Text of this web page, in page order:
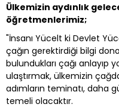
Ülkemizin aydınlık
öğretmenlerimiz;
"İnsanı Yücelt ki Devlet
çağın gerektirdiği bilgi
bulundukları çağı anlayıp
ulaştırmak, ülkemizin
adımların teminatı, daha
temeli olacaktır.